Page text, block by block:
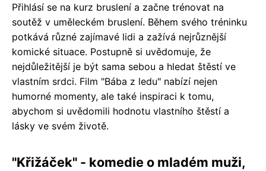
Přihlásí se na kurz bruslení a začne trénovat na
soutěž v uměleckém bruslení. Během svého tréninku
potkává různé zajímavé lidi a zažívá nejrůznější
komické situace. Postupně si uvědomuje, že
nejdůležitější je být sama sebou a hledat štěstí ve
vlastním srdci. Film "Bába z ledu" nabízí nejen
humorné momenty, ale také inspiraci k tomu,
abychom si uvědomili hodnotu vlastního štěstí a
lásky ve svém životě.
"Křižáček" - komedie o mladém muži,